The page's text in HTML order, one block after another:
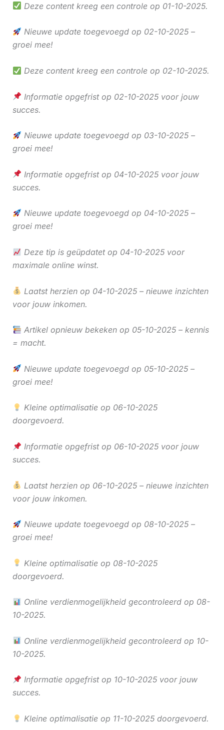
Deze content kreeg een controle op 01-10-2025.
Nieuwe update toegevoegd op 02-10-2025 –
groei mee!
Deze content kreeg een controle op 02-10-2025.
Informatie opgefrist op 02-10-2025 voor jouw
succes.
Nieuwe update toegevoegd op 03-10-2025 –
groei mee!
Informatie opgefrist op 04-10-2025 voor jouw
succes.
Nieuwe update toegevoegd op 04-10-2025 –
groei mee!
Deze tip is geüpdatet op 04-10-2025 voor
maximale online winst.
Laatst herzien op 04-10-2025 – nieuwe inzichten
voor jouw inkomen.
Artikel opnieuw bekeken op 05-10-2025 – kennis
= macht.
Nieuwe update toegevoegd op 05-10-2025 –
groei mee!
Kleine optimalisatie op 06-10-2025
doorgevoerd.
Informatie opgefrist op 06-10-2025 voor jouw
succes.
Laatst herzien op 06-10-2025 – nieuwe inzichten
voor jouw inkomen.
Nieuwe update toegevoegd op 08-10-2025 –
groei mee!
Kleine optimalisatie op 08-10-2025
doorgevoerd.
Online verdienmogelijkheid gecontroleerd op 08-
10-2025.
Online verdienmogelijkheid gecontroleerd op 10-
10-2025.
Informatie opgefrist op 10-10-2025 voor jouw
succes.
Kleine optimalisatie op 11-10-2025 doorgevoerd.